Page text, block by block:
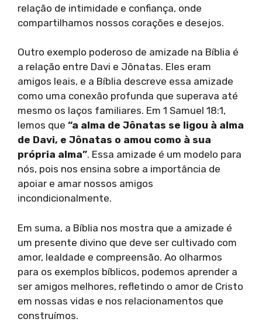
relação de intimidade e confiança, onde
compartilhamos nossos corações e desejos.
Outro exemplo poderoso de amizade na Bíblia é
a relação entre Davi e Jônatas. Eles eram
amigos leais, e a Bíblia descreve essa amizade
como uma conexão profunda que superava até
mesmo os laços familiares. Em 1 Samuel 18:1,
lemos que “a alma de Jônatas se ligou à alma
de Davi, e Jônatas o amou como à sua
própria alma”. Essa amizade é um modelo para
nós, pois nos ensina sobre a importância de
apoiar e amar nossos amigos
incondicionalmente.
Em suma, a Bíblia nos mostra que a amizade é
um presente divino que deve ser cultivado com
amor, lealdade e compreensão. Ao olharmos
para os exemplos bíblicos, podemos aprender a
ser amigos melhores, refletindo o amor de Cristo
em nossas vidas e nos relacionamentos que
construímos.